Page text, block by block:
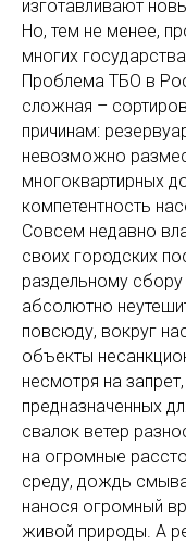
изготавливают
Но, тем не менее,
многих
Проблема ТБО в
сложная –
причинам:
невозможно
многоквартирных
компетентность
Совсем недавно
своих городских
раздельному
абсолютно
повсюду, вокруг
объекты
несмотря на
предназначенных
свалок ветер
на огромные
среду, дождь
нанося огромный
живой природы. А